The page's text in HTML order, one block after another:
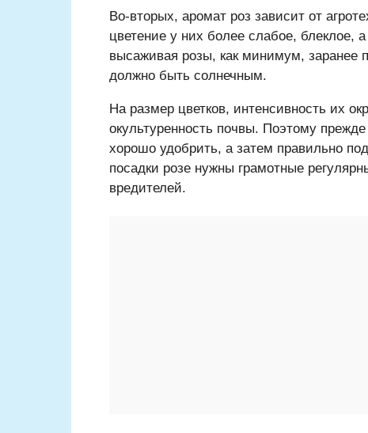
Во-вторых, аромат роз зависит от
цветение у них более слабое, блеклое,
высаживая розы, как минимум, заранее
должно быть солнечным.
На размер цветков, интенсивность их
окультуренность почвы. Поэтому
хорошо удобрить, а затем правильно
посадки розе нужны грамотные
вредителей.